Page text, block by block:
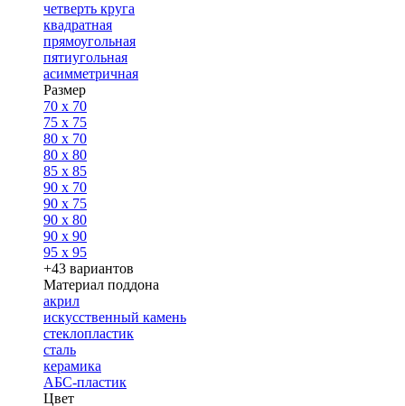
четверть круга
квадратная
прямоугольная
пятиугольная
асимметричная
Размер
70 x 70
75 x 75
80 x 70
80 x 80
85 x 85
90 x 70
90 x 75
90 x 80
90 x 90
95 x 95
+43 вариантов
Материал поддона
акрил
искусственный камень
стеклопластик
сталь
керамика
АБС-пластик
Цвет